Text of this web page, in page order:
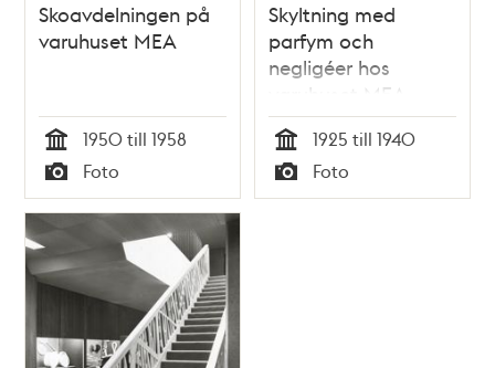
Skoavdelningen på
varuhuset MEA
Tid
1950 till 1958
Typ
Foto
Skyltning med
parfym och
negligéer hos
varuhuset MEA
Tid
1925 till 1940
Typ
Foto